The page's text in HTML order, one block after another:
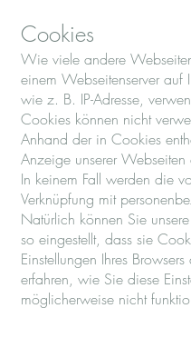
Cookies
Wie viele andere
einem Webseitenserver auf
wie z. B. IP-Adresse,
Cookies können nicht
Anhand der in Cookies
Anzeige unserer Webseiten
In keinem Fall werden die
Verknüpfung mit
Natürlich können Sie
so eingestellt, dass sie
Einstellungen Ihres
erfahren, wie Sie diese
möglicherweise nicht